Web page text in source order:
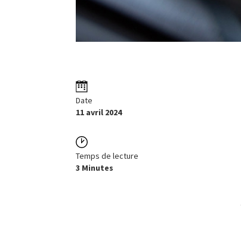
Date
11 avril 2024
Temps de lecture
3 Minutes